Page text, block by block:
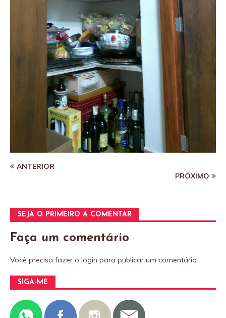
ANTERIOR
PRÓXIMO
SEJA O PRIMEIRO A COMENTAR
Faça um comentário
Você precisa fazer o login para publicar um comentário.
SIGA-ME